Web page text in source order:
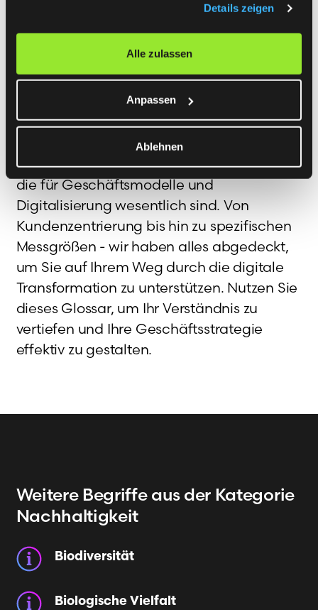
Details zeigen
Alle zulassen
Anpassen
Ablehnen
ökologischen Einflusses basieren.
Glossar
Glossar ist Ihr ultimativer
Leitfaden für Begriffe, Methoden und KPIs,
die für Geschäftsmodelle und
Digitalisierung wesentlich sind. Von
Kundenzentrierung bis hin zu spezifischen
Messgrößen - wir haben alles abgedeckt,
um Sie auf Ihrem Weg durch die digitale
Transformation zu unterstützen. Nutzen Sie
dieses Glossar, um Ihr Verständnis zu
vertiefen und Ihre Geschäftsstrategie
effektiv zu gestalten.
Weitere Begriffeaus der Kategorie
Nachhaltigkeit
Biodiversität
Biologische Vielfalt